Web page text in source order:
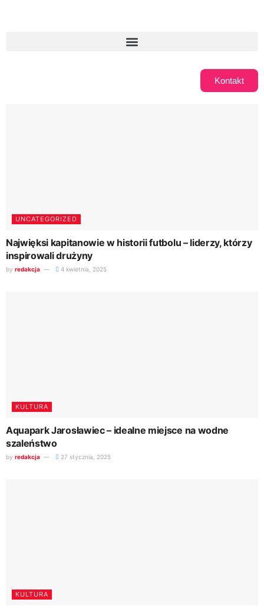
Kontakt
UNCATEGORIZED
Najwięksi kapitanowie w historii futbolu – liderzy, którzy
inspirowali drużyny
by redakcja 4 kwietnia, 2025
KULTURA
Aquapark Jarosławiec – idealne miejsce na wodne
szaleństwo
by redakcja 27 stycznia, 2025
KULTURA